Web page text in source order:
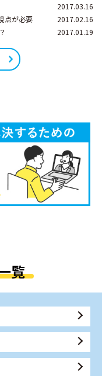
2017.03.16
点が必要
2017.02.16
2017.01.19
覧